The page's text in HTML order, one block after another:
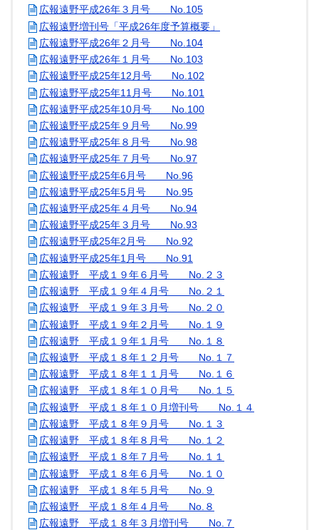
広報遠野平成26年３月号 No.105
広報遠野増刊号「平成26年度予算概要」
広報遠野平成26年２月号 No.104
広報遠野平成26年１月号 No.103
広報遠野平成25年12月号 No.102
広報遠野平成25年11月号 No.101
広報遠野平成25年10月号 No.100
広報遠野平成25年９月号 No.99
広報遠野平成25年８月号 No.98
広報遠野平成25年７月号 No.97
広報遠野平成25年6月号 No.96
広報遠野平成25年5月号 No.95
広報遠野平成25年４月号 No.94
広報遠野平成25年３月号 No.93
広報遠野平成25年2月号 No.92
広報遠野平成25年1月号 No.91
広報遠野 平成１９年６月号 No.２３
広報遠野 平成１９年４月号 No.２１
広報遠野 平成１９年３月号 No.２０
広報遠野 平成１９年２月号 No.１９
広報遠野 平成１９年１月号 No.１８
広報遠野 平成１８年１２月号 No.１７
広報遠野 平成１８年１１月号 No.１６
広報遠野 平成１８年１０月号 No.１５
広報遠野 平成１８年１０月増刊号 No.１４
広報遠野 平成１８年９月号 No.１３
広報遠野 平成１８年８月号 No.１２
広報遠野 平成１８年７月号 No.１１
広報遠野 平成１８年６月号 No.１０
広報遠野 平成１８年５月号 No.９
広報遠野 平成１８年４月号 No.８
広報遠野 平成１８年３月増刊号 No.７